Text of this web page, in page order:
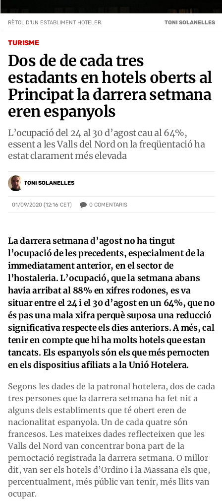
TURISME
Dos de de cada tres
estadants en hotels oberts al
Principat la darrera setmana
eren espanyols
L’ocupació del 24 al 30 d’agost cau al 64%,
essent a les Valls del Nord on la freqüentació ha
estat clarament més elevada
TONI SOLANELLES
01/09/2020 (12:16 CET) 0 COMENTARIS
RÈTOL D'UN ESTABLIMENT HOTELER. TONI SOLANELLES
La darrera setmana d’agost no ha tingut
l’ocupació de les precedents, especialment de la
immediatament anterior, en el sector de
l’hostaleria. L’ocupació, que la setmana abans
havia arribat al 88% en xifres rodones, es va
situar entre el 24 i el 30 d’agost en un 64%, que no
és pas una mala xifra perquè suposa una reducció
significativa respecte els dies anteriors. A més, cal
tenir en compte que hi ha molts hotels que estan
tancats. Els espanyols són els que més pernocten
en els dispositius afiliats a la Unió Hotelera.
Segons les dades de la patronal hotelera, dos de cada
tres persones que la darrera setmana ha fet nit a
alguns dels establiments que té obert eren de
nacionalitat espanyola. Un de cada quatre són
francesos. Les mateixes dades reflecteixen que les
Valls del Nord van concentrar bona part de la
pernoctació registrada la darrera setmana. O millor
dit, van ser els hotels d’Ordino i la Massana els que,
percentualment, més públic van tenir, més llits van
ocupar.